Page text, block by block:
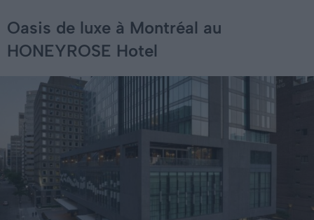
Oasis de luxe à Montréal au
HONEYROSE Hotel